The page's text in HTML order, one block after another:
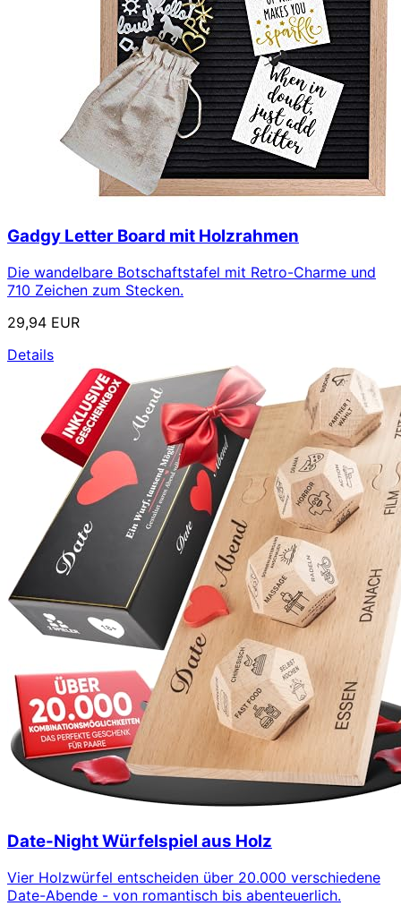
Gadgy Letter Board mit Holzrahmen
Die wandelbare Botschaftstafel mit Retro-Charme und
710 Zeichen zum Stecken.
29,94 EUR
Details
Date-Night Würfelspiel aus Holz
Vier Holzwürfel entscheiden über 20.000 verschiedene
Date-Abende - von romantisch bis abenteuerlich.